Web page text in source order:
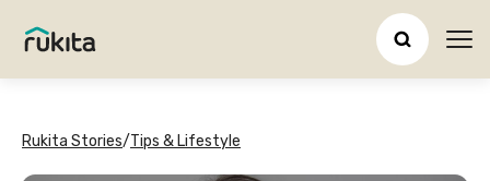
Rukita Stories/Tips & Lifestyle